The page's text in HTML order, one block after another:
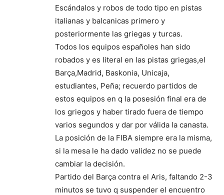
Escándalos y robos de todo tipo en pistas
italianas y balcanicas primero y
posteriormente las griegas y turcas.
Todos los equipos españoles han sido
robados y es literal en las pistas griegas,el
Barça,Madrid, Baskonia, Unicaja,
estudiantes, Peña; recuerdo partidos de
estos equipos en q la posesión final era de
los griegos y haber tirado fuera de tiempo
varios segundos y dar por válida la canasta.
La posición de la FIBA siempre era la misma,
si la mesa le ha dado validez no se puede
cambiar la decisión.
Partido del Barça contra el Aris, faltando 2-3
minutos se tuvo q suspender el encuentro